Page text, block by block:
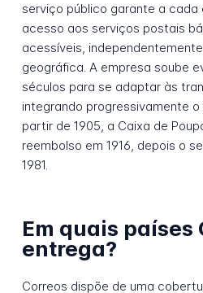
serviço público garante a cada
acesso aos serviços postais
acessíveis,
geográfica. A empresa soube
séculos para se adaptar às
integrando progressivamente
partir de 1905, a Caixa de
reembolso em 1916, depois o
1981.
Em quais países
entrega?
Correos dispõe de uma